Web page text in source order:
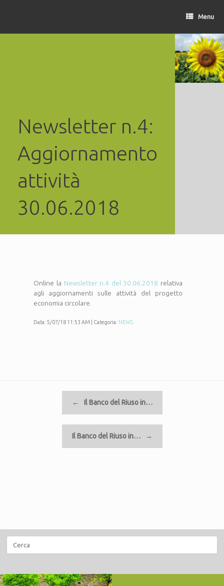
Menu
Newsletter n.4:
Aggiornamento
attività
30.06.2018
Online la Newsletter n.4 del 30.06.2018 relativa
agli aggiornamenti sulle attività del progetto
economia circolare.
Data: 5/07/18 11:53 AM | Categoria: NEWS
←
Il Banco del Riuso in…
Il Banco del Riuso in… →